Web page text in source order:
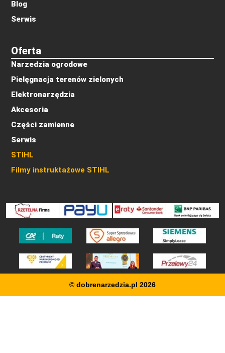
Oferta
Narzedzia ogrodowe
Pielęgnacja terenów zielonych
Elektronarzędzia
Akcesoria
Części zamienne
Serwis
STIHL
Filmy instruktażowe STIHL
Blog
Serwis
© dobrenarzedzia.pl 2026